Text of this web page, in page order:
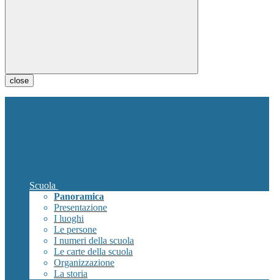
close
Scuola
Panoramica
Presentazione
I luoghi
Le persone
I numeri della scuola
Le carte della scuola
Organizzazione
La storia